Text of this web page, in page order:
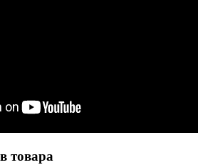
товара